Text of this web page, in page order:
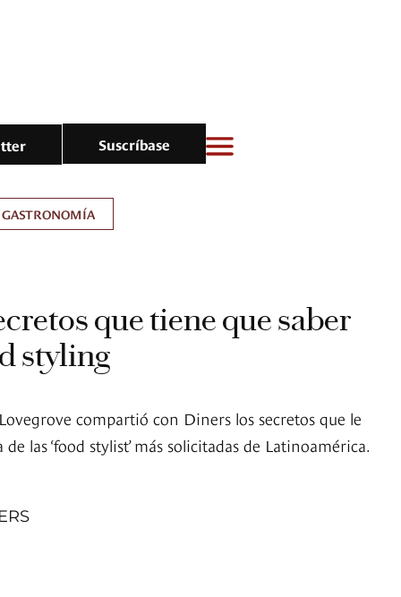
Suscríbase
GASTRONOMÍA
que tiene que saber
styling
compartió con Diners los secretos que le
las ‘food stylist’ más solicitadas de Latinoamérica.